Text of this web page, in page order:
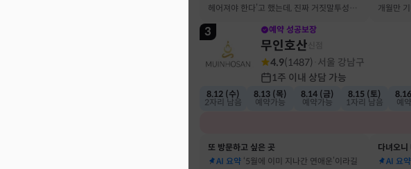
헤어져야 한다’고 했는데, 진짜 거짓말투성이
결혼 생활 끝에 이혼 숙고 중이에요
개월만
3 예약 성공보장
무인호산
4.9(1487) 서울 강남구
1주 이내 상담 가능
8.12 (수)
2자리 남음
8.13 (목)
예약가능
8.14 (금)
예약가능
8.15 (토)
1자리 남음
예
또 방문하고 싶은 곳
AI 요약 ‘5월에 이미 지나간 연애운’이라길
다녀오니
AI 요약